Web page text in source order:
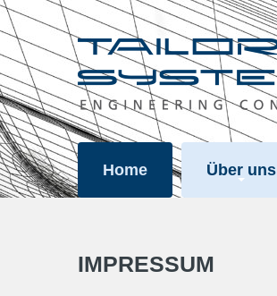
Home Über uns
IMPRESSUM